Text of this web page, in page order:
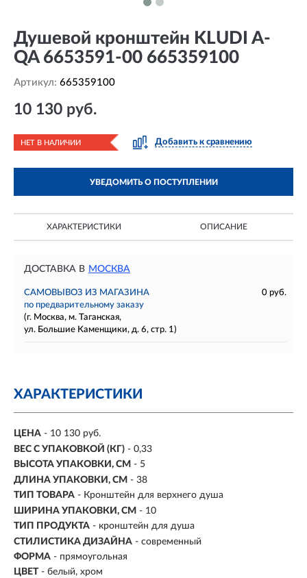
Душевой кронштейн KLUDI A-
QA 6653591-00 665359100
Артикул: 665359100
10 130 руб.
НЕТ В НАЛИЧИИ Добавить к сравнению
УВЕДОМИТЬ О ПОСТУПЛЕНИИ
ХАРАКТЕРИСТИКИ ОПИСАНИЕ
ДОСТАВКА В МОСКВА
САМОВЫВОЗ ИЗ МАГАЗИНА
0 руб.
по предварительному заказу
(г. Москва, м. Таганская,
ул. Большие Каменщики, д. 6, стр. 1)
ХАРАКТЕРИСТИКИ
ЦЕНА - 10 130 руб.
ВЕС С УПАКОВКОЙ (КГ) - 0,33
ВЫСОТА УПАКОВКИ, СМ - 5
ДЛИНА УПАКОВКИ, СМ - 38
ТИП ТОВАРА - Кронштейн для верхнего душа
ШИРИНА УПАКОВКИ, СМ - 10
ТИП ПРОДУКТА - кронштейн для душа
СТИЛИСТИКА ДИЗАЙНА - современный
ФОРМА - прямоугольная
ЦВЕТ - белый, хром